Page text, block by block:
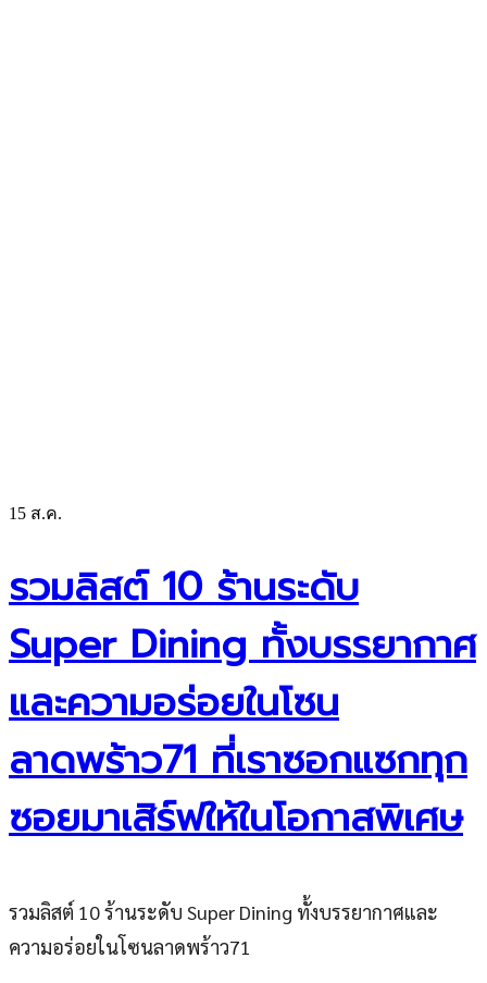
15 ส.ค.
รวมลิสต์ 10 ร้านระดับ
Super Dining ทั้งบรรยากาศ
และความอร่อยในโซน
ลาดพร้าว71 ที่เราซอกแซกทุก
ซอยมาเสิร์ฟให้ในโอกาสพิเศษ
รวมลิสต์ 10 ร้านระดับ Super Dining ทั้งบรรยากาศและ
ความอร่อยในโซนลาดพร้าว71